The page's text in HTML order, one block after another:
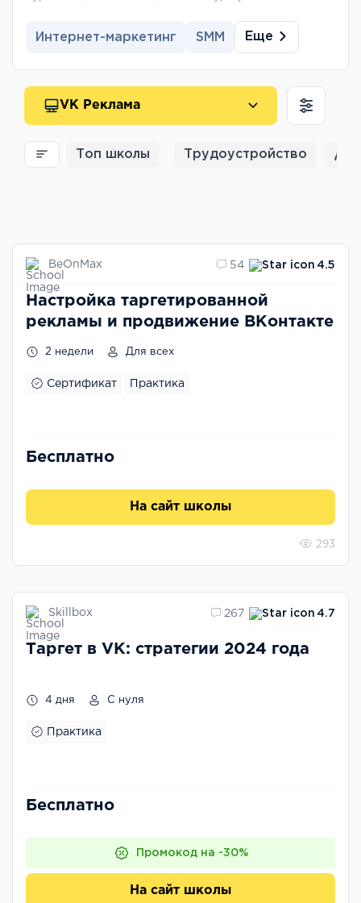
Интернет-маркетинг SMM Еще
VK Реклама
Топ школы Трудоустройство
BeOnMax 54 4.5
Настройка таргетированной
рекламы и продвижение ВКонтакте
2 недели Для всех
Сертификат Практика
Бесплатно
На сайт школы
293
Skillbox 267 4.7
Таргет в VK: стратегии 2024 года
4 дня С нуля
Практика
Бесплатно
Промокод на -30%
На сайт школы